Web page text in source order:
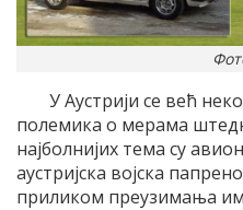
У Аустрији се већ
полемика о мерама
најболнијих тема су
аустријска војска
приликом преузимања